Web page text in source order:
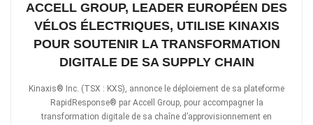
ACCELL GROUP, LEADER EUROPÉEN DES
VÉLOS ÉLECTRIQUES, UTILISE KINAXIS
POUR SOUTENIR LA TRANSFORMATION
DIGITALE DE SA SUPPLY CHAIN
Kinaxis® Inc. (TSX : KXS), annonce le déploiement de sa plateforme
RapidResponse® par Accell Group, pour accompagner la
transformation digitale de sa chaîne d’approvisionnement en